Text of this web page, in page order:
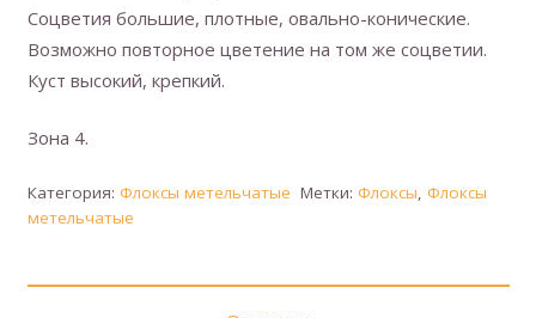
Соцветия большие, плотные, овально-конические.
Возможно повторное цветение на том же соцветии.
Куст высокий, крепкий.
Зона 4.
Категория: Флоксы метельчатые Метки: Флоксы, Флоксы
метельчатые